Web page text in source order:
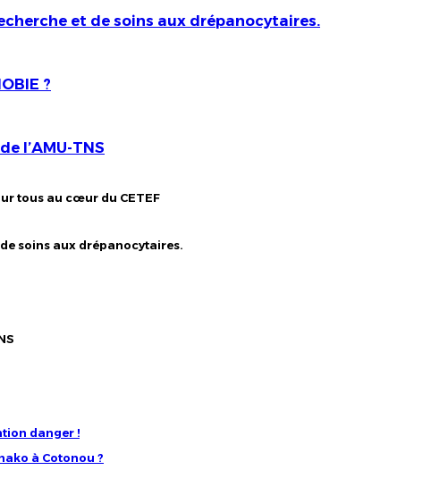
et de soins aux drépanocytaires.
?
l’AMU-TNS
tous au cœur du CETEF
soins aux drépanocytaires.
danger !
à Cotonou ?